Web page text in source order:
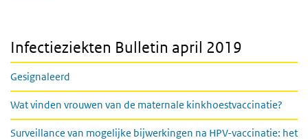
Infectieziekten Bulletin april 2019
Gesignaleerd
Wat vinden vrouwen van de maternale kinkhoestvaccinatie?
Surveillance van mogelijke bijwerkingen na HPV-vaccinatie: het